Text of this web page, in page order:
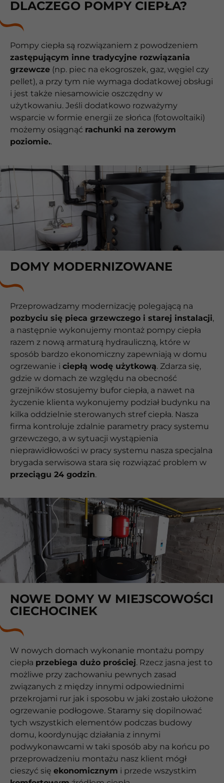
DLACZEGO POMPY CIEPŁA?
Pompy ciepła są rozwiązaniem z powodzeniem
zastępującym inne tradycyjne rozwiązania
grzewcze (np. piec na ekogroszek, gaz, węgiel czy
pellet), a przy tym nie wymaga dodatkowej obsługi
i jest także niesamowicie oszczędny w
użytkowaniu. Jeśli dodatkowo rozważymy
wsparcie w formie energii ze słońca (fotowoltaiki)
możemy osiągnąć rachunki na zerowym
poziomie..
DOMY MODERNIZOWANE
Przeprowadzamy modernizację polegającą na
pozbyciu się pieca grzewczego i starej instalacji,
a następnie wykonujemy montaż pompy ciepła
razem z nową armaturą hydrauliczną, które w
sposób bardzo ekonomiczny zapewniają w domu
ogrzewanie i ciepłą wodę użytkową. Zdarza się,
gdzie w domach ze względu na obecność
grzejników stosujemy bufor ciepła, a nawet na
życzenie klienta wykonujemy podział budynku na
kilka oddzielnie sterowanych stref ciepła. Nasza
firma kontroluje zdalnie parametry pracy systemu
grzewczego, a w sytuacji wystąpienia
nieprawidłowości w pracy systemu nasza specjalna
brygada serwisowa stara się rozwiązać problem w
przeciągu 24 godzin.
NOWE DOMY W MIEJSCOWOŚCI
CIECHOCINEK
W nowych domach wykonanie montażu pompy
ciepła przebiega dużo prościej. Rzecz jasna jest to
możliwe przy zachowaniu pewnych zasad
związanych z między innymi odpowiednimi
przekrojami rur jak i sposobu w jaki zostało ułożone
ogrzewanie podłogowe. Staramy się dopilnować
tych wszystkich elementów podczas budowy
domu, koordynując działania z innymi
podwykonawcami w taki sposób aby na końcu po
przeprowadzeniu montażu nasz klient mógł
cieszyć się ekonomicznym i przede wszystkim